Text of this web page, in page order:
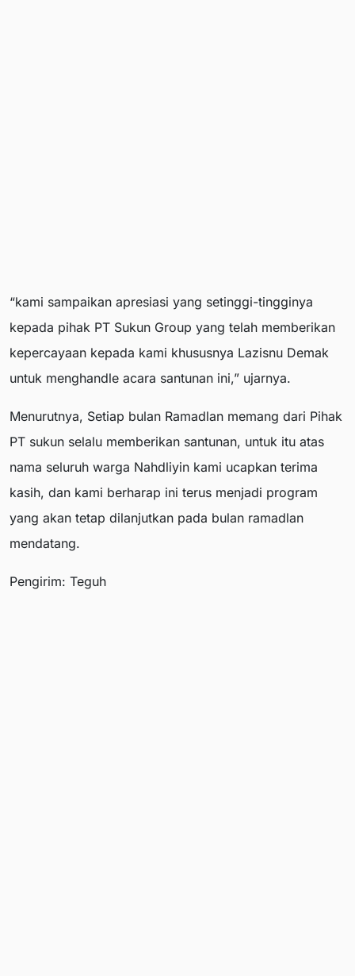
“kami sampaikan apresiasi yang setinggi-tingginya
kepada pihak PT Sukun Group yang telah memberikan
kepercayaan kepada kami khususnya Lazisnu Demak
untuk menghandle acara santunan ini,” ujarnya.
Menurutnya, Setiap bulan Ramadlan memang dari Pihak
PT sukun selalu memberikan santunan, untuk itu atas
nama seluruh warga Nahdliyin kami ucapkan terima
kasih, dan kami berharap ini terus menjadi program
yang akan tetap dilanjutkan pada bulan ramadlan
mendatang.
Pengirim: Teguh